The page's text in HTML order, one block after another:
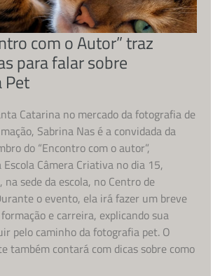
com o Autor” traz
para falar sobre
Pet
Catarina no mercado da fotografia de
Sabrina Nas é a convidada da
do “Encontro com o autor”,
Câmera Criativa no dia 15,
na sede da escola, no Centro de
o evento, ela irá fazer um breve
e carreira, explicando sua
pelo caminho da fotografia pet. O
também contará com dicas sobre como